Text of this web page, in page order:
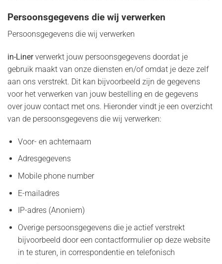
Persoonsgegevens die wij verwerken
Persoonsgegevens die wij verwerken
in-Linerverwerkt jouw persoonsgegevens doordat je
gebruik maakt van onze diensten en/of omdat je deze zelf
aan ons verstrekt. Dit kan bijvoorbeeld zijn de gegevens
voor het verwerken van jouw bestelling en de gegevens
over jouw contact met ons. Hieronder vindt je een overzicht
van de persoonsgegevens die wij verwerken:
Voor- en achternaam
Adresgegevens
Mobile phone number
E-mailadres
IP-adres (Anoniem)
Overige persoonsgegevens die je actief verstrekt
bijvoorbeeld door een contactformulier op deze website
in te sturen, in correspondentie en telefonisch